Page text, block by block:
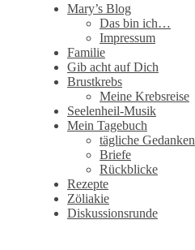
Mary’s Blog
Das bin ich…
Impressum
Familie
Gib acht auf Dich
Brustkrebs
Meine Krebsreise
Seelenheil-Musik
Mein Tagebuch
tägliche Gedanken
Briefe
Rückblicke
Rezepte
Zöliakie
Diskussionsrunde